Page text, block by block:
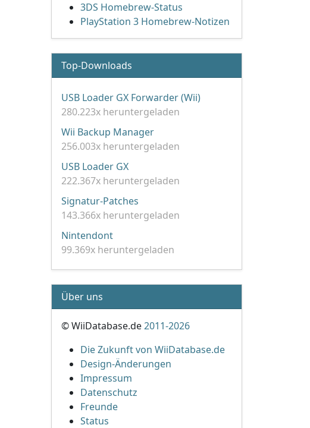
3DS Homebrew-Status
PlayStation 3 Homebrew-Notizen
Top-Downloads
USB Loader GX Forwarder (Wii)
280.223x heruntergeladen
Wii Backup Manager
256.003x heruntergeladen
USB Loader GX
222.367x heruntergeladen
Signatur-Patches
143.366x heruntergeladen
Nintendont
99.369x heruntergeladen
Über uns
© WiiDatabase.de2011-2026
Die Zukunft von WiiDatabase.de
Design-Änderungen
Impressum
Datenschutz
Freunde
Status